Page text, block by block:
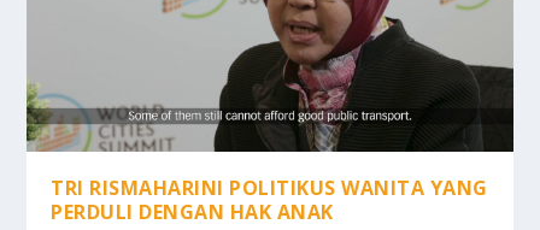
TRI RISMAHARINI POLITIKUS WANITA YANG
PERDULI DENGAN HAK ANAK